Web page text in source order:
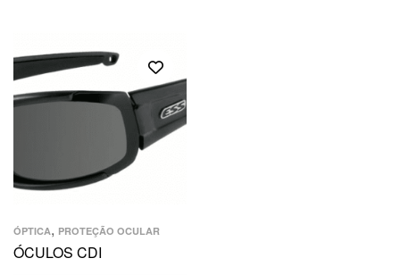
ÓPTICA, PROTEÇÃO OCULAR
ÓCULOS CDI